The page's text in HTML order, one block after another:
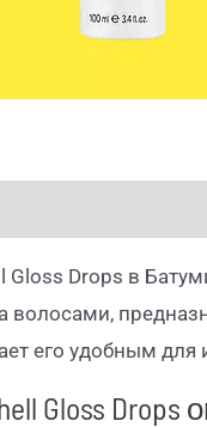
Gloss Drops в
волосами,
его удобным для
Gloss Drops